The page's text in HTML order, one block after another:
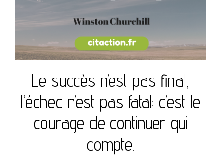
Le succès n’est pas final,
l’échec n’est pas fatal: c’est le
courage de continuer qui
compte.